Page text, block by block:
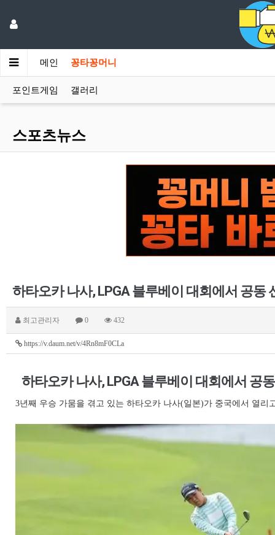
메인 꽁타꽁머니
포인트게임 갤러리
스포츠뉴스
하타오카 나사, LPGA 블루베이 대회에서 공동
최고관리자 0 432
https://v.daum.net/v/4Rn8mF0CLa
하타오카 나사, LPGA 블루베이 대회에서 공
3년째 우승 가뭄을 겪고 있는 하타오카 나사(일본)가 중국에서 열